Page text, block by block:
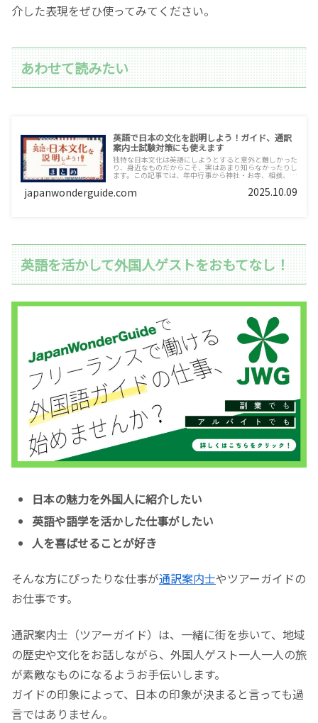
介した表現をぜひ使ってみてください。
あわせて読みたい
英語で日本の文化を説明しよう！ガイド、通訳
案内士試験対策にも使えます
独特な日本文化は英語にしようとすると意外と難しかった
り、身近なものだからこそ、実はあまり知らなかったりし
ます。この記事では、年中行事から神社・お寺、相撲、温
japanwonderguide.com 2025.10.09
英語を活かして外国人ゲストをおもてなし！
日本の魅力を外国人に紹介したい
英語や語学を活かした仕事がしたい
人を喜ばせることが好き
そんな方にぴったりな仕事が通訳案内士やツアーガイドの
お仕事です。
通訳案内士（ツアーガイド）は、一緒に街を歩いて、地域
の歴史や文化をお話しながら、外国人ゲスト一人一人の旅
が素敵なものになるようお手伝いします。
ガイドの印象によって、日本の印象が決まると言っても過
言ではありません。